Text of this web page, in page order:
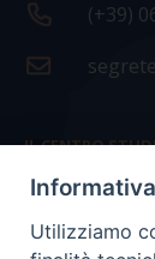
(+39)
IL CENTRO
La nostra storia
Statuto
Informativa
Utilizziamo